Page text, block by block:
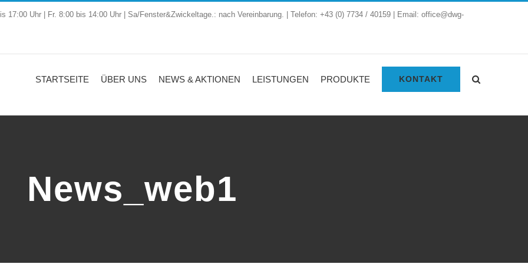
17:00 Uhr | Fr. 8:00 bis 14:00 Uhr | Sa/Fenster&Zwickeltage.: nach Vereinbarung. | Telefon: +43 (0) 7734 / 40159 | Email: office@dwg-
STARTSEITE ÜBER UNS NEWS & AKTIONEN LEISTUNGEN PRODUKTE KONTAKT
News_web1